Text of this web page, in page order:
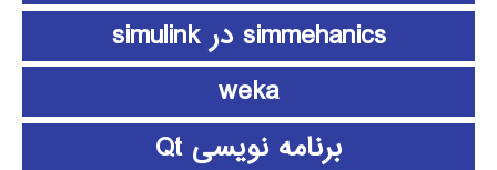
simmehanics در simulink
weka
برنامه نویسی Qt